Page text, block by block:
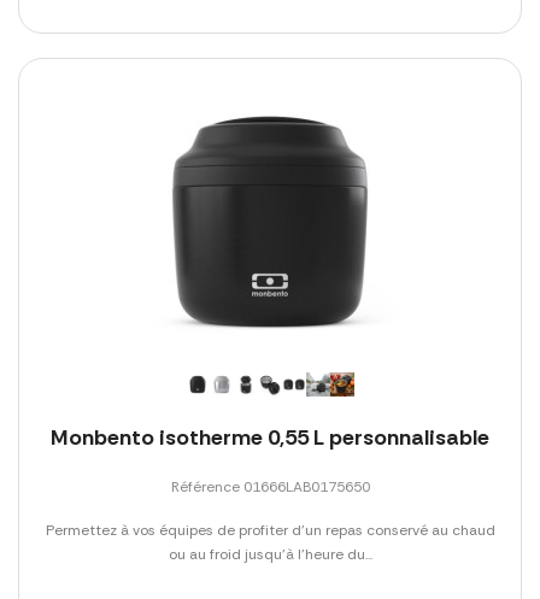
Monbento isotherme 0,55 L personnalisable
Référence 01666LAB0175650
Permettez à vos équipes de profiter d'un repas conservé au chaud
ou au froid jusqu'à l'heure du...